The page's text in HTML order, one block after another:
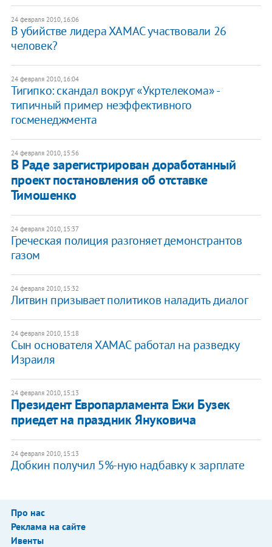
24 февраля 2010, 16:06
В убийстве лидера ХАМАС участвовали 26
человек?
24 февраля 2010, 16:04
Тигипко: скандал вокруг «Укртелекома» -
типичный пример неэффективного
госменеджмента
24 февраля 2010, 15:56
В Раде зарегистрирован доработанный
проект постановления об отставке
Тимошенко
24 февраля 2010, 15:37
Греческая полиция разгоняет демонстрантов
газом
24 февраля 2010, 15:32
Литвин призывает политиков наладить диалог
24 февраля 2010, 15:18
Сын основателя ХАМАС работал на разведку
Израиля
24 февраля 2010, 15:13
Президент Европарламента Ежи Бузек
приедет на праздник Януковича
24 февраля 2010, 15:13
Добкин получил 5%-ную надбавку к зарплате
Про нас
Реклама на сайте
Ивенты